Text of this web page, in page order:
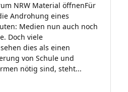
NRW Material öffnenFür
Androhung eines
Medien nun auch noch
Doch viele
dies als einen
von Schule und
nötig sind, steht...